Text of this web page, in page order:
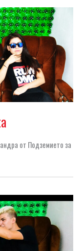
от Подземието за